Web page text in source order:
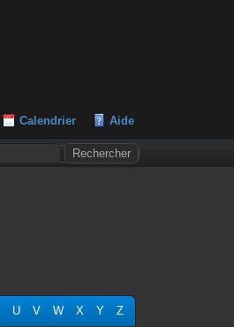
Calendrier Aide
U V W X Y Z